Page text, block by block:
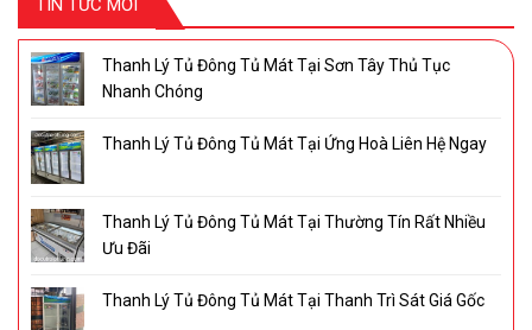
TIN TỨC MỚI
Thanh Lý Tủ Đông Tủ Mát Tại Sơn Tây Thủ Tục
Nhanh Chóng
Thanh Lý Tủ Đông Tủ Mát Tại Ứng Hoà Liên Hệ Ngay
Thanh Lý Tủ Đông Tủ Mát Tại Thường Tín Rất Nhiều
Ưu Đãi
Thanh Lý Tủ Đông Tủ Mát Tại Thanh Trì Sát Giá Gốc